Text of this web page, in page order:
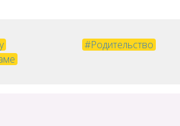
#Родительство